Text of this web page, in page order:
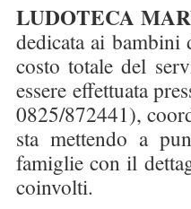
LUDOTECA
dedicata ai
costo totale del
essere effettuata
0825/872441),
sta mettendo a
famiglie con il
coinvolti.